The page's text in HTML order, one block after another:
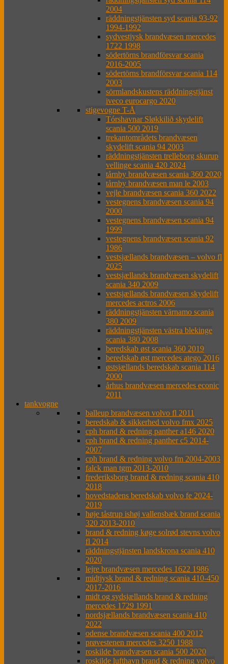
2004
räddningstjänsten syd scania 93-92
1994-1992
sydvestjysk brandvæsen mercedes
1722 1998
södertörns brandförsvar scania
2016-2005
södertörns brandförsvar scania 114
2003
sörmlandskustens räddningstjänst
iveco eurocargo 2020
stigevogne T-Å
Tórshavnar Sløkkilið skydelift
scania 500 2019
trekantområdets brandvæsen
skydelift scania 94 2003
räddningstjänsten trelleborg skurup
vellinge scania 420 2024
tårnby brandvæsen scania 360 2020
tårnby brandvæsen man le 2003
vejle brandvæsen scania 360 2022
vestegnens brandvæsen scania 94
2000
vestegnens brandvæsen scania 94
1999
vestegnens brandvæsen scania 92
1986
vestsjællands brandvæsen – volvo fl
2025
vestsjællands brandvæsen skydelift
scania 340 2009
vestsjællands brandvæsen skydelift
mercedes actros 2006
räddningstjänsten värnamo scania
380 2009
räddningstjänsten västra blekinge
scania 380 2008
beredskab øst scania 360 2019
beredskab øst mercedes atego 2016
østsjællands beredskab scania 114
2000
århus brandvæsen mercedes econic
2011
tankvogne
balleup brandvæsen volvo fl 2011
beredskab & sikkerhed volvo fmx 2025
cph brand & redning panther a146 2020
cph brand & redning panther c5 2014-
2007
cph brand & redning volvo fm 2004-2003
falck man tgm 2013-2010
frederiksborg brand & redning scania 410
2018
hovedstadens beredskab volvo fe 2024-
2019
høje tåstrup ishøj vallensbæk brand scania
320 2013-2010
brand & redning køge solrød stevns volvo
fl 2014
räddningstjänsten landskrona scania 410
2020
lejre brandvæsen mercedes 1622 1986
midtjysk brand & redning scania 410-450
2017-2016
midt og sydsjællands brand & redning
mercedes 1729 1991
nordsjællands brandvæsen scania 410
2022
odense brandvæsen scania 400 2012
prøvestenen mercedes 3250 1988
roskilde brandvæsen scania 500 2020
roskilde lufthavn brand & redning volvo